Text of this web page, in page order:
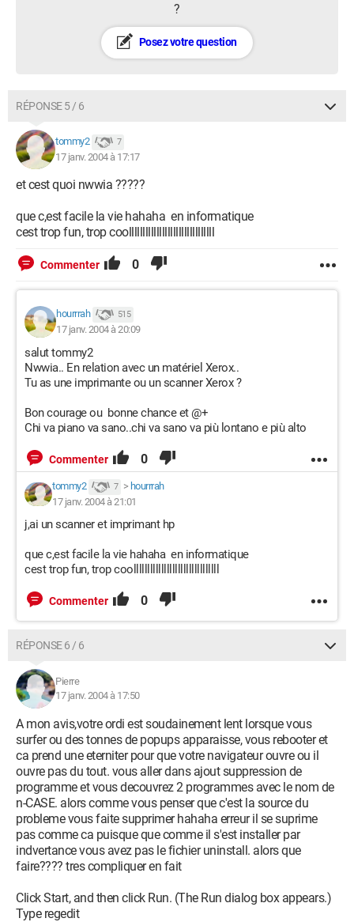
?
Posez votre question
RÉPONSE 5 / 6
tommy2 7
17 janv. 2004 à 17:17
et cest quoi nwwia ?????
que c,est facile la vie hahaha en informatique
cest trop fun, trop coolllllllllllllllllllllllllllllll
Commenter 0
hourrrah 515
17 janv. 2004 à 20:09
salut tommy2
Nwwia.. En relation avec un matériel Xerox..
Tu as une imprimante ou un scanner Xerox ?
Bon courage ou bonne chance et @+
Chi va piano va sano..chi va sano va più lontano e più alto
Commenter 0
tommy2 7 > hourrrah
17 janv. 2004 à 21:01
j,ai un scanner et imprimant hp
que c,est facile la vie hahaha en informatique
cest trop fun, trop coolllllllllllllllllllllllllllllll
Commenter 0
RÉPONSE 6 / 6
Pierre
17 janv. 2004 à 17:50
A mon avis,votre ordi est soudainement lent lorsque vous
surfer ou des tonnes de popups apparaisse, vous rebooter et
ca prend une eterniter pour que votre navigateur ouvre ou il
ouvre pas du tout. vous aller dans ajout suppression de
programme et vous decouvrez 2 programmes avec le nom de
n-CASE. alors comme vous penser que c'est la source du
probleme vous faite supprimer hahaha erreur il se suprime
pas comme ca puisque que comme il s'est installer par
indvertance vous avez pas le fichier uninstall. alors que
faire???? tres compliquer en fait
Click Start, and then click Run. (The Run dialog box appears.)
Type regedit